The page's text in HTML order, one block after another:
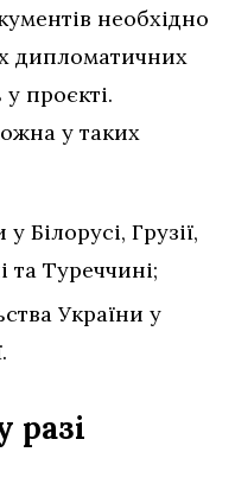
необхідно
дипломатичних
проєкті.
у таких
Білорусі, Грузії,
та Туреччині;
України у
разі